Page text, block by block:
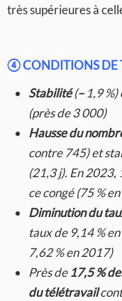
très supérieures à
④CONDITIONS DE
Stabilité(– 1,9 %)
(près de 3 000)
Hausse du
contre 745) et
(21,3 j). En 2023,
ce congé (75 %
Diminution du
taux de 9,14 %
7,62 % en 2017)
Près de17,5 %
du télétravail